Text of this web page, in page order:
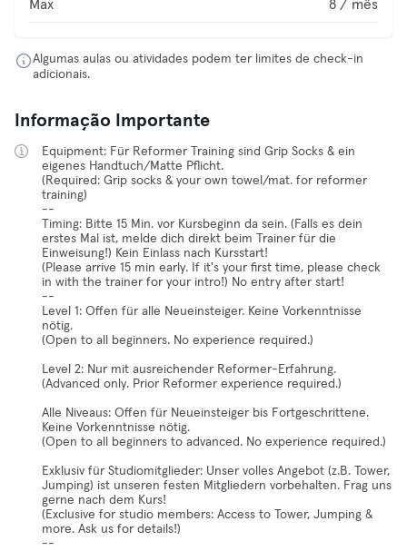
Max 8 / mês
Algumas aulas ou atividades podem ter limites de check-in
adicionais.
Informação Importante
Equipment: Für Reformer Training sind Grip Socks & ein
eigenes Handtuch/Matte Pflicht.
(Required: Grip socks & your own towel/mat. for reformer
training)
--
Timing: Bitte 15 Min. vor Kursbeginn da sein. (Falls es dein
erstes Mal ist, melde dich direkt beim Trainer für die
Einweisung!) Kein Einlass nach Kursstart!
(Please arrive 15 min early. If it's your first time, please check
in with the trainer for your intro!) No entry after start!
--
Level 1: Offen für alle Neueinsteiger. Keine Vorkenntnisse
nötig.
(Open to all beginners. No experience required.)
Level 2: Nur mit ausreichender Reformer-Erfahrung.
(Advanced only. Prior Reformer experience required.)
Alle Niveaus: Offen für Neueinsteiger bis Fortgeschrittene.
Keine Vorkenntnisse nötig.
(Open to all beginners to advanced. No experience required.)
Exklusiv für Studiomitglieder: Unser volles Angebot (z.B. Tower,
Jumping) ist unseren festen Mitgliedern vorbehalten. Frag uns
gerne nach dem Kurs!
(Exclusive for studio members: Access to Tower, Jumping &
more. Ask us for details!)
--